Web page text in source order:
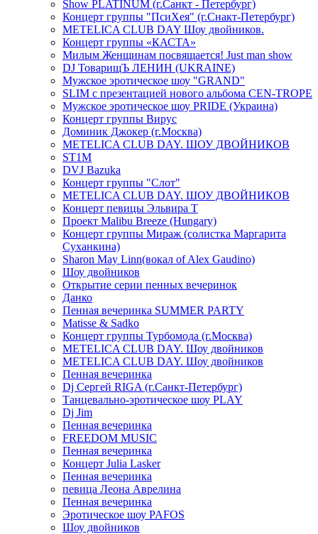
Show PLATINUM (г.Санкт - Петербург)
Концерт группы "ПсиХея" (г.Снакт-Петербург)
METELICA CLUB DAY Шоу двойников.
Концерт группы «КАСТА»
Милым Женщинам посвящается! Just man show
DJ ТоварищЪ ЛЕНИН (UKRAINE)
Мужское эротическое шоу "GRAND"
SLIM с презентацией нового альбома CEN-TROPE
Мужское эротическое шоу PRIDE (Украина)
Концерт группы Вирус
Доминик Джокер (г.Москва)
METELICA CLUB DAY. ШОУ ДВОЙНИКОВ
ST1M
DVJ Bazuka
Концерт группы "Слот"
METELICA CLUB DAY. ШОУ ДВОЙНИКОВ
Концерт певицы Эльвира Т
Проект Malibu Breeze (Hungary)
Концерт группы Мираж (солистка Маргарита
Суханкина)
Sharon May Linn(вокал of Alex Gaudino)
Шоу двойников
Открытие серии пенных вечеринок
Данко
Пенная вечеринка SUMMER PARTY
Matisse & Sadko
Концерт группы Турбомода (г.Москва)
METELICA CLUB DAY. Шоу двойников
METELICA CLUB DAY. Шоу двойников
Пенная вечеринка
Dj Сергей RIGA (г.Санкт-Петербург)
Танцевально-эротическое шоу PLAY
Dj Jim
Пенная вечеринка
FREEDOM MUSIC
Пенная вечеринка
Концерт Julia Lasker
Пенная вечеринка
певица Леона Аврелина
Пенная вечеринка
Эротическое шоу PAFOS
Шоу двойников